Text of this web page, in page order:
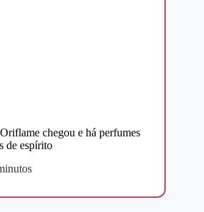
chegou e há perfumes
de espírito